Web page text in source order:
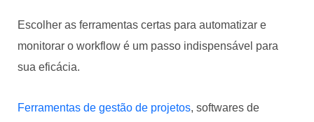
Escolher as ferramentas certas para automatizar e
monitorar o workflow é um passo indispensável para
sua eficácia.
Ferramentas de gestão de projetos, softwares de